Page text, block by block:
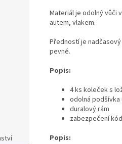
Materiál je odolný vůči
autem, vlakem.
Předností je
pevné.
Popis:
4 ks koleček s
odolná podšívka
duralový rám
zabezpečení
Popis: